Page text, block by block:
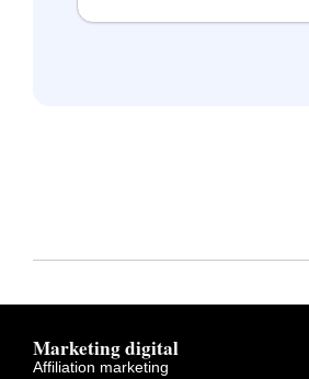
Marketing digital
Affiliation marketing